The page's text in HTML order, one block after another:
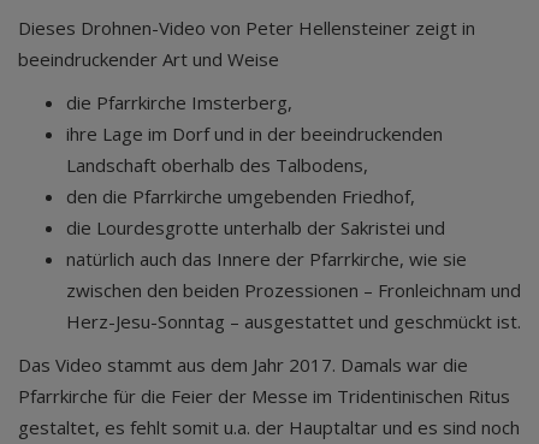
Dieses Drohnen-Video von Peter Hellensteiner zeigt in
beeindruckender Art und Weise
die Pfarrkirche Imsterberg,
ihre Lage im Dorf und in der beeindruckenden
Landschaft oberhalb des Talbodens,
den die Pfarrkirche umgebenden Friedhof,
die Lourdesgrotte unterhalb der Sakristei und
natürlich auch das Innere der Pfarrkirche, wie sie
zwischen den beiden Prozessionen – Fronleichnam und
Herz-Jesu-Sonntag – ausgestattet und geschmückt ist.
Das Video stammt aus dem Jahr 2017. Damals war die
Pfarrkirche für die Feier der Messe im Tridentinischen Ritus
gestaltet, es fehlt somit u.a. der Hauptaltar und es sind noch